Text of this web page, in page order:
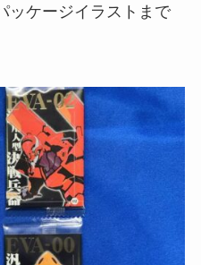
ッケージイラストまで